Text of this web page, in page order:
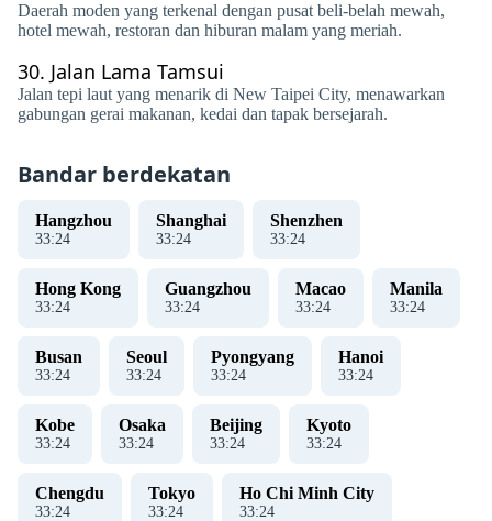
Daerah moden yang terkenal dengan pusat beli-belah mewah,
hotel mewah, restoran dan hiburan malam yang meriah.
30. Jalan Lama Tamsui
Jalan tepi laut yang menarik di New Taipei City, menawarkan
gabungan gerai makanan, kedai dan tapak bersejarah.
Bandar berdekatan
Hangzhou
33:24
Shanghai
33:24
Shenzhen
33:24
Hong Kong
33:24
Guangzhou
33:24
Macao
33:24
Manila
33:24
Busan
33:24
Seoul
33:24
Pyongyang
33:24
Hanoi
33:24
Kobe
33:24
Osaka
33:24
Beijing
33:24
Kyoto
33:24
Chengdu
33:24
Tokyo
33:24
Ho Chi Minh City
33:24